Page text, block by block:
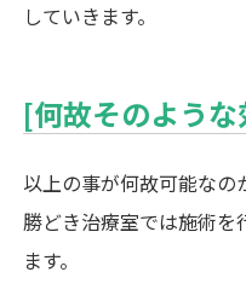
していきます。
[何故そのよう
以上の事が何故可能なの
勝どき治療室では施術を
ます。